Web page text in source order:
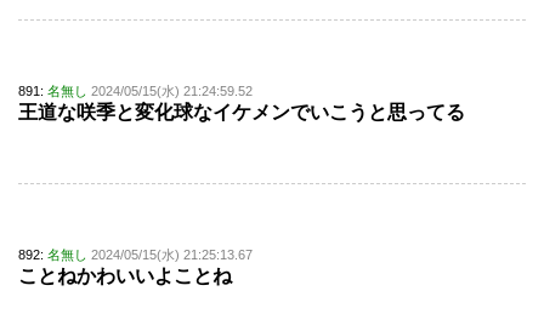
891: 名無し 2024/05/15(水) 21:24:59.52
王道な咲季と変化球なイケメンでいこうと思ってる
892: 名無し 2024/05/15(水) 21:25:13.67
ことねかわいいよことね